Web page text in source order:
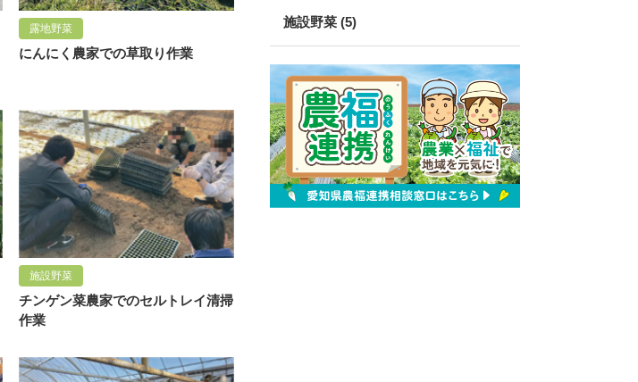
露地野菜
にんにく農家での草取り作業
施設野菜
チンゲン菜農家でのセルトレイ清掃
作業
施設野菜 (5)